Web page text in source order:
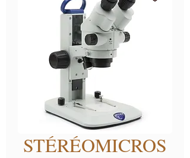
STÉRÉOMICROS